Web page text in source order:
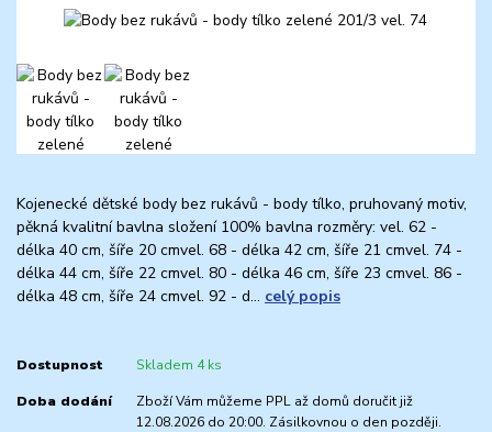
Kojenecké dětské body bez rukávů - body tílko, pruhovaný motiv,
pěkná kvalitní bavlna složení 100% bavlna rozměry: vel. 62 -
délka 40 cm, šíře 20 cmvel. 68 - délka 42 cm, šíře 21 cmvel. 74 -
délka 44 cm, šíře 22 cmvel. 80 - délka 46 cm, šíře 23 cmvel. 86 -
délka 48 cm, šíře 24 cmvel. 92 - d... celý popis
Dostupnost Skladem 4 ks
Doba dodání
Zboží Vám můžeme PPL až domů doručit již
12.08.2026 do 20:00. Zásilkovnou o den později.